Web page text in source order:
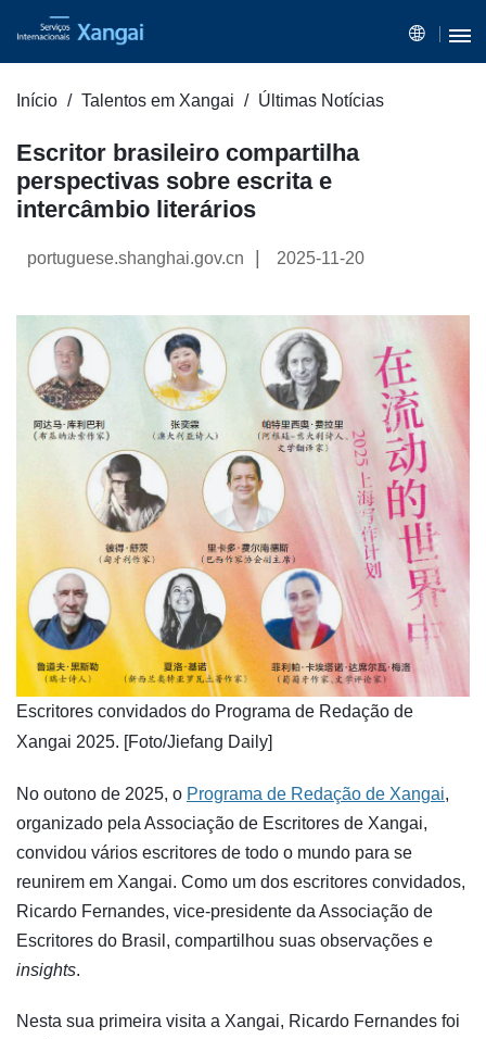
Início Talentos em Xangai Últimas Notícias
Escritor brasileiro compartilha
perspectivas sobre escrita e
intercâmbio literários
portuguese.shanghai.gov.cn 2025-11-20
​Escritores convidados do Programa de Redação de
Xangai 2025. [Foto/Jiefang Daily]
No outono de 2025, o Programa de Redação de Xangai,
organizado pela Associação de Escritores de Xangai,
convidou vários escritores de todo o mundo para se
reunirem em Xangai. Como um dos escritores convidados,
Ricardo Fernandes, vice-presidente da Associação de
Escritores do Brasil, compartilhou suas observações e
insights.
Nesta sua primeira visita a Xangai, Ricardo Fernandes foi